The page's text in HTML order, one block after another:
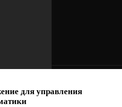
для управления